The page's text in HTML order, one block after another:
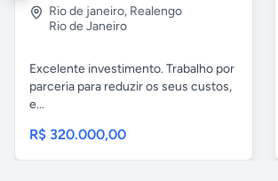
Rio de janeiro, Realengo
Rio de Janeiro
Excelente investimento. Trabalho por
parceria para reduzir os seus custos,
e...
R$ 320.000,00